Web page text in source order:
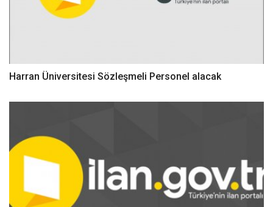
Harran Üniversitesi Sözleşmeli Personel alacak